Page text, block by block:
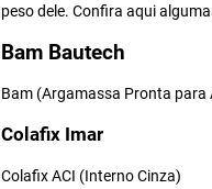
peso dele. Confira aqui
Bam Bautech
Bam (Argamassa Pronta para
Colafix Imar
Colafix ACI (Interno Cinza)